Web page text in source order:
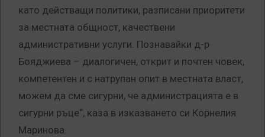
като действащи политики, разписани приоритети
за местната общност, качествени
административни услуги. Познавайки д-р
Бояджиева – диалогичен, открит и почтен човек,
компетентен и с натрупан опит в местната власт,
можем да сме сигурни, че администрацията е в
сигурни ръце“, каза в изказването си Корнелия
Маринова.